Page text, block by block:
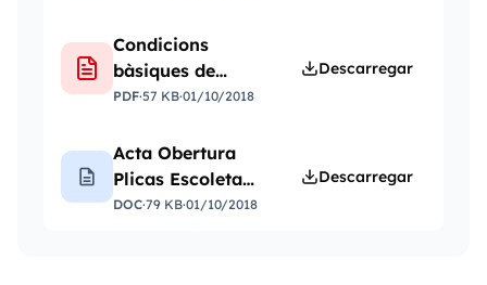
Condicions
bàsiques de
funcionament
PDF·57 KB·01/10/2018
Descarregar
description
Acta Obertura
Plicas Escoleta
d'estiu 2017
DOC·79 KB·01/10/2018
Descarregar